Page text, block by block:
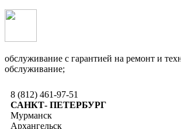
обслуживание с гарантией на ремонт и
обслуживание;
8 (812) 461-97-51
САНКТ- ПЕТЕРБУРГ
Мурманск
Архангельск